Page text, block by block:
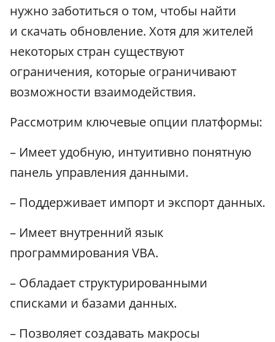
нужно заботиться о том, чтобы найти
и скачать обновление. Хотя для жителей
некоторых стран существуют
ограничения, которые ограничивают
возможности взаимодействия.
Рассмотрим ключевые опции платформы:
– Имеет удобную, интуитивно понятную
панель управления данными.
– Поддерживает импорт и экспорт данных.
– Имеет внутренний язык
программирования VBA.
– Обладает структурированными
списками и базами данных.
– Позволяет создавать макросы